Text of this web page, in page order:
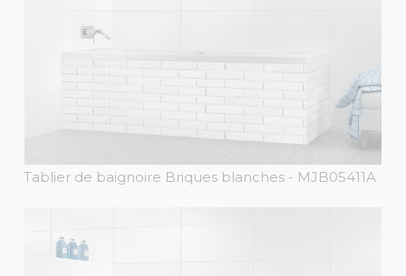
Tablier de baignoire Briques blanches - MJB05411A